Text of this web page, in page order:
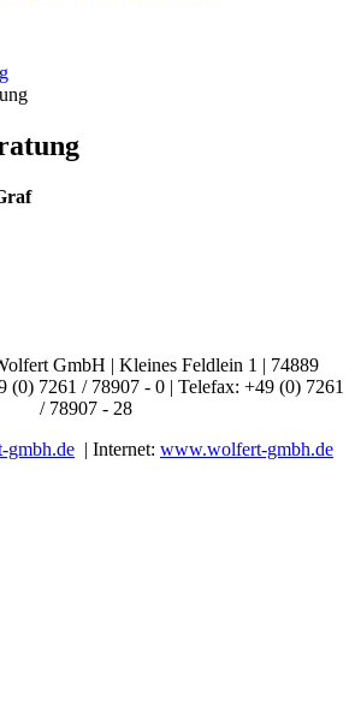
GmbH | Kleines Feldlein 1 | 74889
(0) 7261 / 78907 - 0 | Telefax: +49 (0) 7261
/ 78907 - 28
gmbh.de | Internet: www.wolfert-gmbh.de